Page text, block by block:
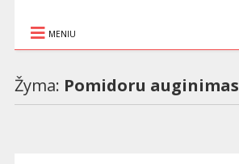
MENIU
Žyma: Pomidoru auginimas